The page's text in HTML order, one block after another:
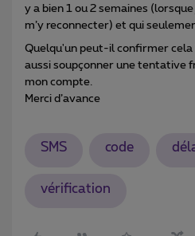
y a bien 1 ou 2 semaines (lorsque
m’y reconnecter) et qui
Quelqu'un peut-il confirmer cela
aussi soupçonner une tentative
mon compte.
Merci d’avance
SMS code
vérification